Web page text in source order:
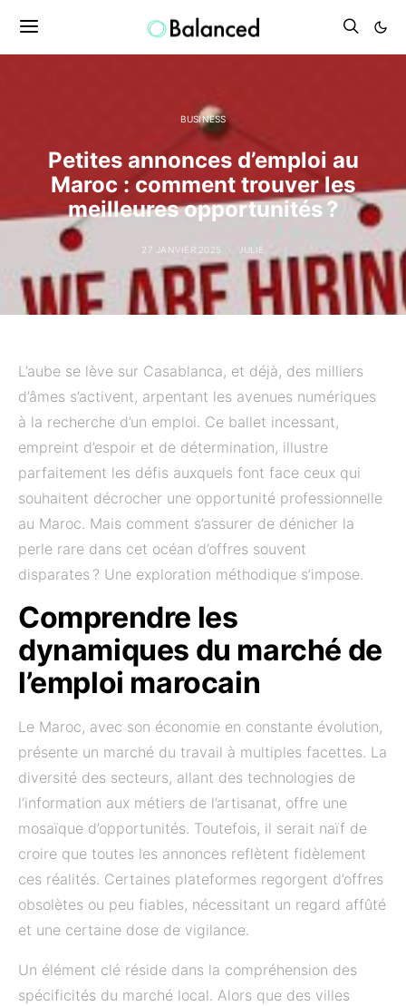
BUSINESS
Petites annonces d’emploi au
Maroc : comment trouver les
meilleures opportunités ?
27 JANVIER 2025 JULIE
L’aube se lève sur Casablanca, et déjà, des milliers
d’âmes s’activent, arpentant les avenues numériques
à la recherche d’un emploi. Ce ballet incessant,
empreint d’espoir et de détermination, illustre
parfaitement les défis auxquels font face ceux qui
souhaitent décrocher une opportunité professionnelle
au Maroc. Mais comment s’assurer de dénicher la
perle rare dans cet océan d’offres souvent
disparates ? Une exploration méthodique s’impose.
Comprendre les
dynamiques du marché de
l’emploi marocain
Le Maroc, avec son économie en constante évolution,
présente un marché du travail à multiples facettes. La
diversité des secteurs, allant des technologies de
l’information aux métiers de l’artisanat, offre une
mosaïque d’opportunités. Toutefois, il serait naïf de
croire que toutes les annonces reflètent fidèlement
ces réalités. Certaines plateformes regorgent d’offres
obsolètes ou peu fiables, nécessitant un regard affûté
et une certaine dose de vigilance.
Un élément clé réside dans la compréhension des
spécificités du marché local. Alors que des villes